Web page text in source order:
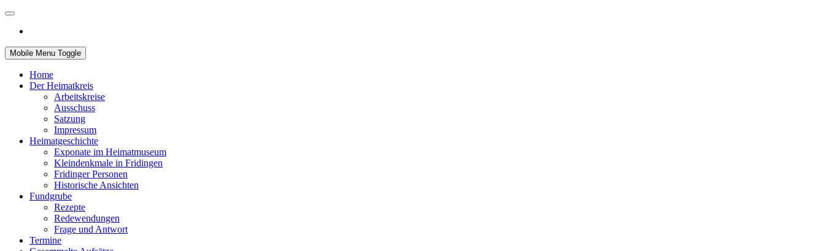
Mobile Menu Toggle
Home
Der Heimatkreis
Arbeitskreise
Ausschuss
Satzung
Impressum
Heimatgeschichte
Exponate im Heimatmuseum
Kleindenkmale in Fridingen
Fridinger Personen
Historische Ansichten
Fundgrube
Rezepte
Redewendungen
Frage und Antwort
Termine